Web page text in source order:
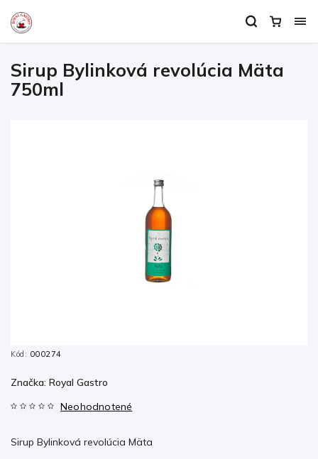
Sirup Bylinková revolúcia Mäta
750ml
Kód: 000274
Neohodnotené
Sirup Bylinková revolúcia Mäta
Značka: Royal Gastro